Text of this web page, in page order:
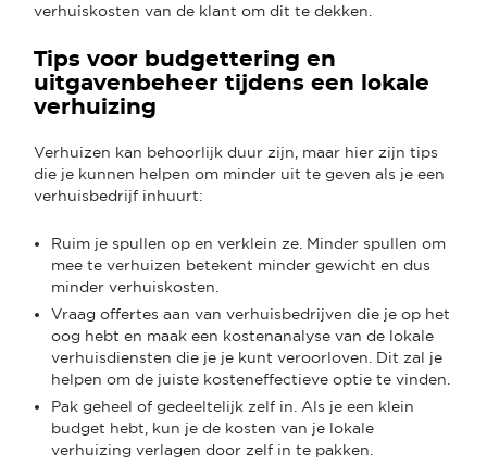
verhuiskosten van de klant om dit te dekken.
Tips voor budgettering en
uitgavenbeheer tijdens een lokale
verhuizing
Verhuizen kan behoorlijk duur zijn, maar hier zijn tips
die je kunnen helpen om minder uit te geven als je een
verhuisbedrijf inhuurt:
Ruim je spullen op en verklein ze. Minder spullen om
mee te verhuizen betekent minder gewicht en dus
minder verhuiskosten.
Vraag offertes aan van verhuisbedrijven die je op het
oog hebt en maak een kostenanalyse van de lokale
verhuisdiensten die je je kunt veroorloven. Dit zal je
helpen om de juiste kosteneffectieve optie te vinden.
Pak geheel of gedeeltelijk zelf in. Als je een klein
budget hebt, kun je de kosten van je lokale
verhuizing verlagen door zelf in te pakken.